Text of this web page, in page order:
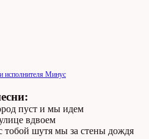
исполнителя Минус
пуст и мы идем
вдвоем
тобой шутя мы за стены дождя